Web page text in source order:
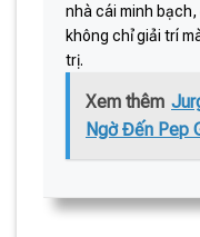
nhà cái minh
không chỉ giải trí
trị.
Xem thêm
Ngờ Đến Pep